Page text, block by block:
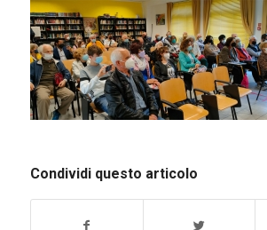
Condividi questo articolo